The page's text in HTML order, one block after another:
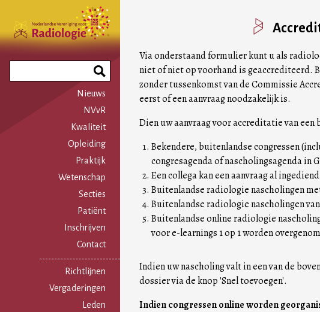
naar
de
inhoud
gaan
Phrase
Nieuws
NVvR
Kwaliteit
Opleiding
Praktijk
Wetenschap
Secties
Patiënt
Inschrijven
Contact
Gebruikersmenu
Richtlijnen
Vergaderingen
Leden
Via onderstaand formulier kunt u als
niet of niet op voorhand is geaccrediteerd.
zonder tussenkomst van de Commissie
eerst of een aanvraag noodzakelijk is.
Dien uw aanvraag voor accreditatie van
Bekendere, buitenlandse congressen
congresagenda of nascholingsagenda in
Een collega kan een aanvraag al
Buitenlandse radiologie nascholingen
Buitenlandse radiologie nascholingen
Buitenlandse online radiologie
voor e-learnings 1 op 1 worden
Indien uw nascholing valt in een van de
dossier via de knop 'Snel toevoegen'.
Indien congressen online worden